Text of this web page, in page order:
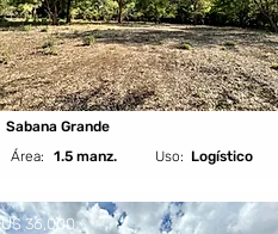
Sabana Grande
Área:
1.5 manz. Logístico
Uso:
U$ 36,000